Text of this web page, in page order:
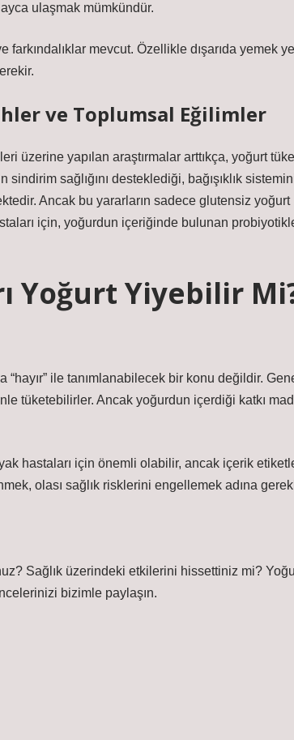
ulaşmak mümkündür.
mevcut. Özellikle dışarıda yemek
ve Toplumsal Eğilimler
üzerine yapılan araştırmalar arttıkça, yoğurt
sağlığını desteklediği, bağışıklık
Ancak bu yararların sadece glutensiz yoğurt
için, yoğurdun içeriğinde bulunan
Yoğurt Yiyebilir
ile tanımlanabilecek bir konu değildir.
tüketebilirler. Ancak yoğurdun içerdiği katkı
hastaları için önemli olabilir, ancak içerik
olası sağlık risklerini engellemek adına
Sağlık üzerindeki etkilerini hissettiniz mi?
bizimle paylaşın.